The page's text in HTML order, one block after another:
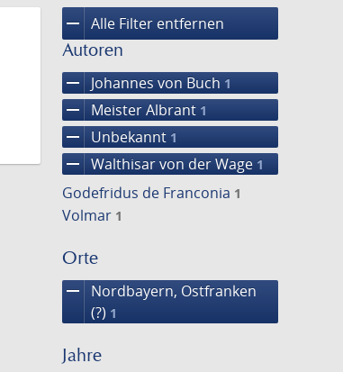
remove Alle Filter entfernen
Autoren
remove Johannes von Buch 1
remove Meister Albrant 1
remove Unbekannt 1
remove Walthisar von der Wage 1
Godefridus de Franconia 1
Volmar 1
Orte
remove
Nordbayern, Ostfranken
(?) 1
Jahre